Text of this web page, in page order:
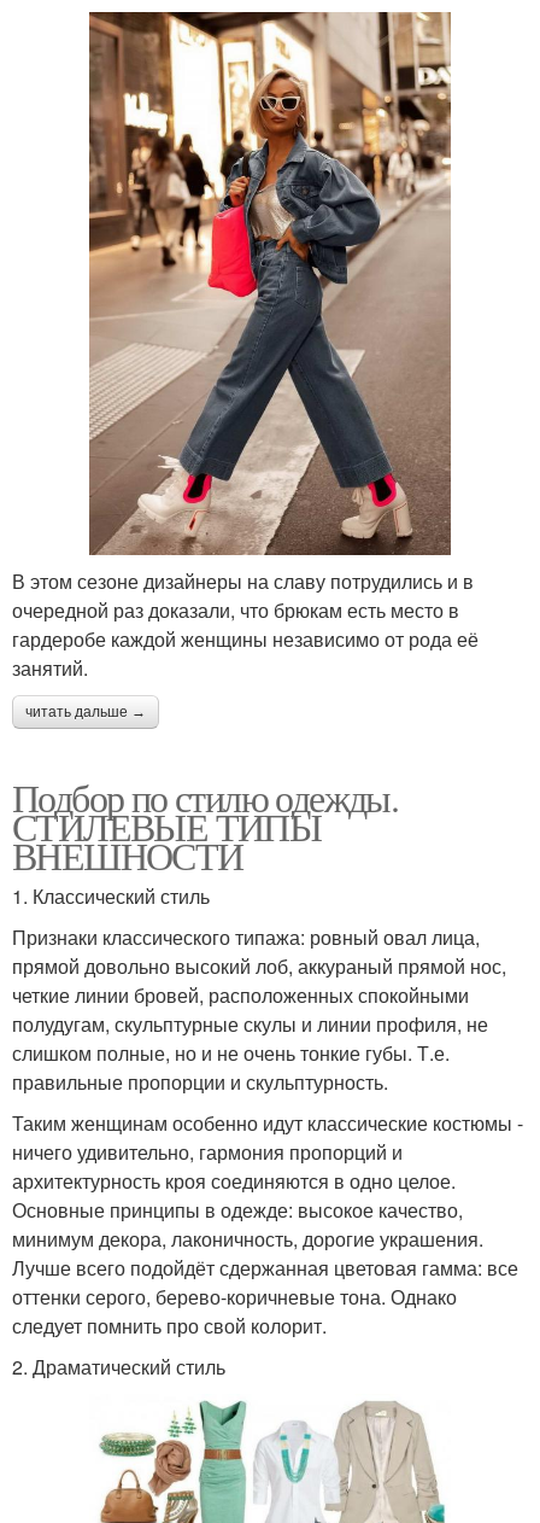
В этом сезоне дизайнеры на славу потрудились и в
очередной раз доказали, что брюкам есть место в
гардеробе каждой женщины независимо от рода её
занятий.
читать дальше →
Подбор по стилю одежды.
СТИЛЕВЫЕ ТИПЫ
ВНЕШНОСТИ
1. Классический стиль
Признаки классического типажа: ровный овал лица,
прямой довольно высокий лоб, аккураный прямой нос,
четкие линии бровей, расположенных спокойными
полудугам, скульптурные скулы и линии профиля, не
слишком полные, но и не очень тонкие губы. Т.е.
правильные пропорции и скульптурность.
Таким женщинам особенно идут классические костюмы -
ничего удивительно, гармония пропорций и
архитектурность кроя соединяются в одно целое.
Основные принципы в одежде: высокое качество,
минимум декора, лаконичность, дорогие украшения.
Лучше всего подойдёт сдержанная цветовая гамма: все
оттенки серого, берево-коричневые тона. Однако
следует помнить про свой колорит.
2. Драматический стиль